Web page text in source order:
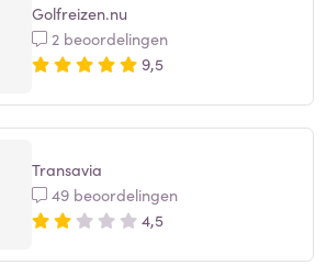
Golfreizen.nu
2 beoordelingen
9,5
Transavia
49 beoordelingen
4,5